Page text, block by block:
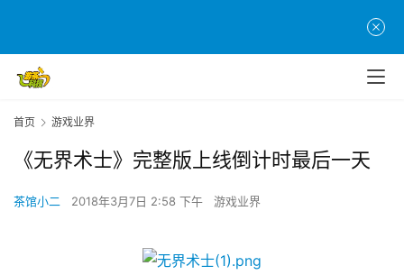
首页 游戏业界
《无界术士》完整版上线倒计时最后一天
茶馆小二 2018年3月7日 2:58 下午 游戏业界